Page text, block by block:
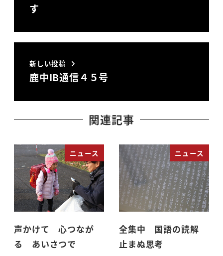
す
新しい投稿
鹿中IB通信４５号
関連記事
ニュース
声かけて 心つなが
る あいさつで
ニュース
全集中 国語の読解
止まぬ思考